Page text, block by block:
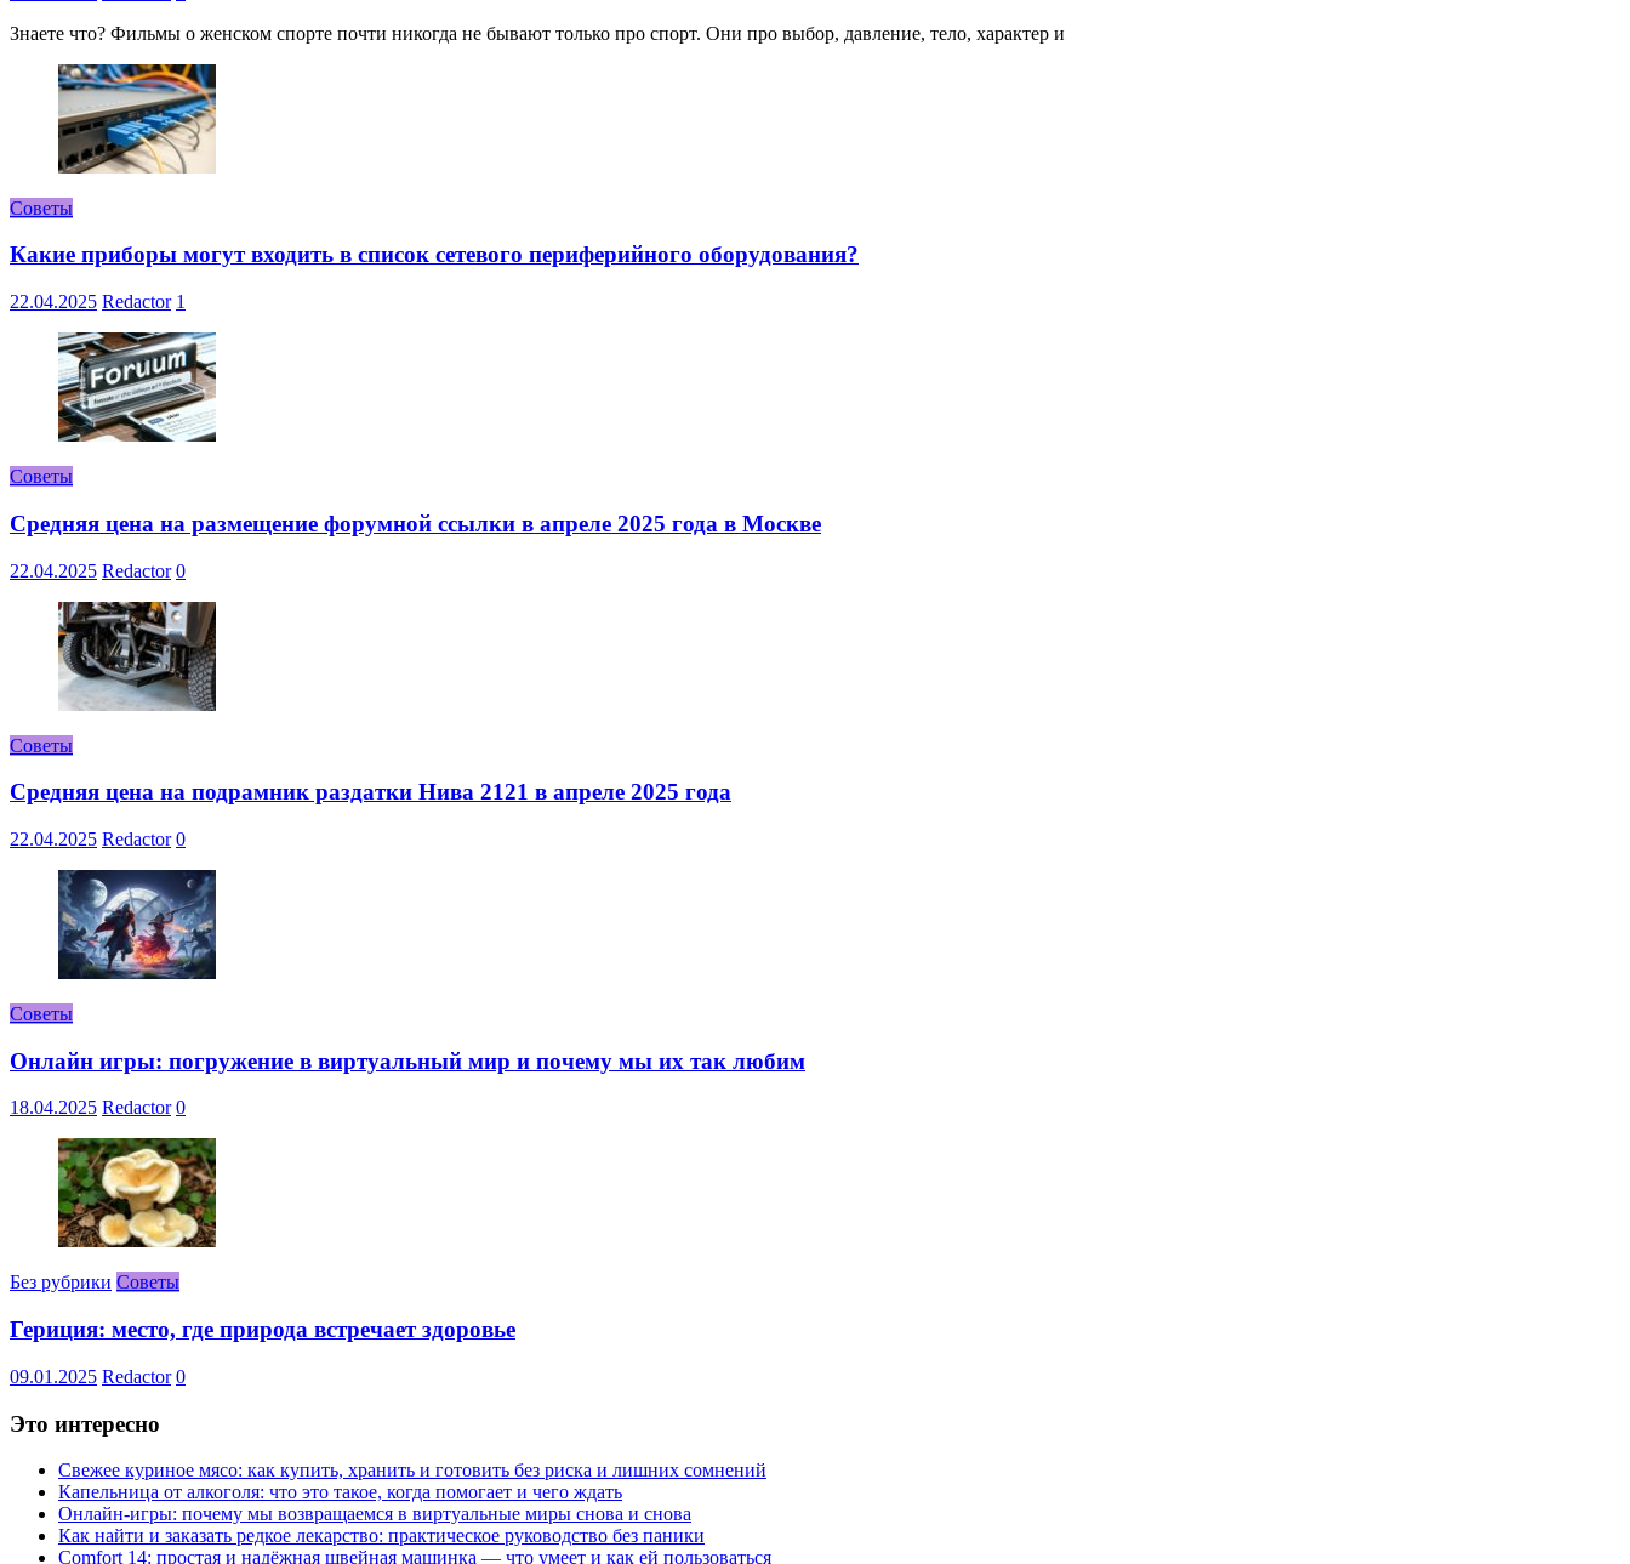
Знаете что? Фильмы о женском спорте почти никогда не бывают только про спорт. Они про выбор, давление, тело, характер и
Советы
Какие приборы могут входить в список сетевого периферийного оборудования?
22.04.2025 Redactor 1
Советы
Средняя цена на размещение форумной ссылки в апреле 2025 года в Москве
22.04.2025 Redactor 0
Советы
Средняя цена на подрамник раздатки Нива 2121 в апреле 2025 года
22.04.2025 Redactor 0
Советы
Онлайн игры: погружение в виртуальный мир и почему мы их так любим
18.04.2025 Redactor 0
Без рубрики Советы
Гериция: место, где природа встречает здоровье
09.01.2025 Redactor 0
Это интересно
Свежее куриное мясо: как купить, хранить и готовить без риска и лишних сомнений
Капельница от алкоголя: что это такое, когда помогает и чего ждать
Онлайн-игры: почему мы возвращаемся в виртуальные миры снова и снова
Как найти и заказать редкое лекарство: практическое руководство без паники
Comfort 14: простая и надёжная швейная машинка — что умеет и как ей пользоваться